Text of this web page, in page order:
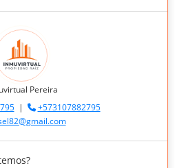
Pereira
|
+573107882795